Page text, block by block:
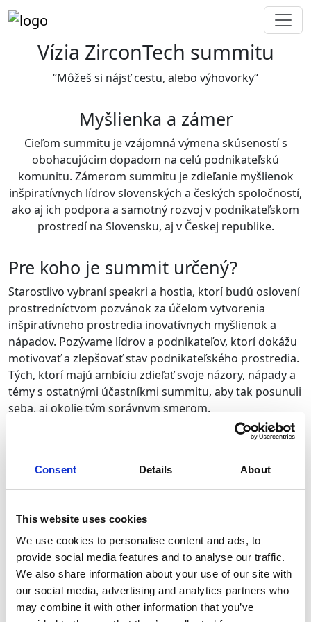
Consent Details About
This website uses cookies
We use cookies to personalise content and ads, to
provide social media features and to analyse our traffic.
We also share information about your use of our site with
our social media, advertising and analytics partners who
may combine it with other information that you’ve
Vízia ZirconTech summitu
“Môžeš si nájsť cestu, alebo výhovorky“
Myšlienka a zámer
Cieľom summitu jevzájomná výmena skúseností s
obohacujúcim dopadom na celú podnikateľskú
komunitu. Zámerom summitu je zdieľanie myšlienok
inšpiratívnych lídrov slovenských a českých spoločností,
ako aj ich podpora a samotný rozvoj v podnikateľskom
prostredí na Slovensku, aj v Českej republike.
Pre koho je summit určený?
Starostlivo vybraní speakri a hostia, ktorí budú oslovení
prostredníctvom pozvánok za účelom vytvorenia
inšpiratívneho prostredia inovatívnych myšlienok a
nápadov. Pozývame lídrov a podnikateľov, ktorí dokážu
motivovať a zlepšovať stav podnikateľského prostredia.
Tých, ktorí majú ambíciu zdieľať svoje názory, nápady a
témy s ostatnými účastníkmi summitu, aby tak posunuli
seba, aj okolie tým správnym smerom.
Jedinečná spleť rokmi overených skúseností a vízii z
budúcich podnikateľov. Zdieľané poznatky sa tak budú
môcť šíriť a pomáhať všetkým tým, ktorí to potrebujú. Aj
preto má summit
výnimočnú podporu mediálnych
partnerov
, ktorí budú silu týchto myšlienok dôstojne
reprezentovať.
“Vytvorme spoločne myšlienkové prostredie, v ktorom